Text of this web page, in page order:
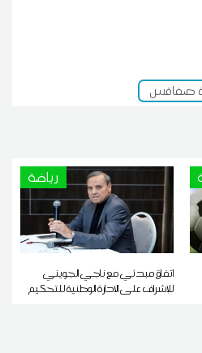
صفاقس
رياضة
اتفاق مبدئي مع ناجي الجويني
للإشراف على الادارة الوطنية للتحكيم